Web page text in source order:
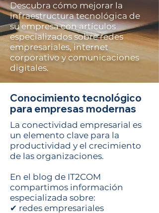
Descubra cómo mejorar la
infraestructura tecnológica de
su empresa con artículos
especializados sobre redes
empresariales, internet
corporativo y comunicaciones
digitales.
Conocimiento tecnológico
para empresas modernas
La conectividad empresarial es
un elemento clave para la
productividad y el crecimiento
de las organizaciones.
En el blog de IT2COM
compartimos información
especializada sobre:
✔ redes empresariales